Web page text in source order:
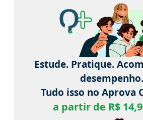
Estude. Pratique.
desempenho.
Tudo isso no Aprova
a partir de R$